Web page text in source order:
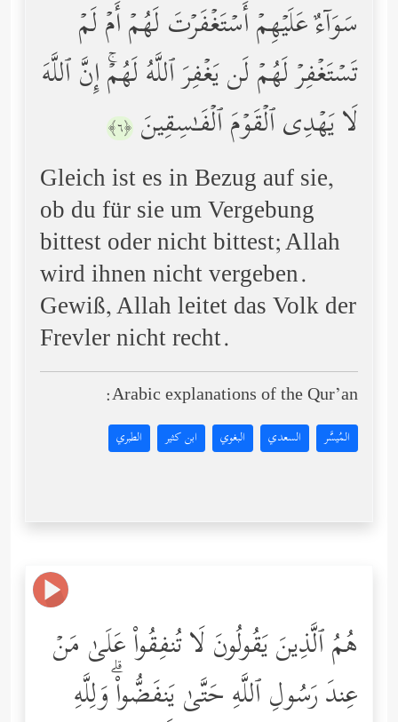
سَوَاۤءٌ عَلَیۡهِمۡ أَسۡتَغۡفَرۡتَ لَهُمۡ أَمۡ لَمۡ
تَسۡتَغۡفِرۡ لَهُمۡ لَن یَغۡفِرَ ٱللَّهُ لَهُمۡۚ إِنَّ ٱللَّهَ
لَا یَهۡدِی ٱلۡقَوۡمَ ٱلۡفَـٰسِقِینَ ﴿٦﴾
Gleich ist es in Bezug auf sie,
ob du für sie um Vergebung
bittest oder nicht bittest; Allah
wird ihnen nicht vergeben.
Gewiß, Allah leitet das Volk der
Frevler nicht recht.
Arabic explanations of the Qur’an:
المُيسَّر السعدي البغوي ابن كثير الطبري
هُمُ ٱلَّذِینَ یَقُولُونَ لَا تُنفِقُواْ عَلَىٰ مَنۡ
عِندَ رَسُولِ ٱللَّهِ حَتَّىٰ یَنفَضُّواْۗ وَلِلَّهِ